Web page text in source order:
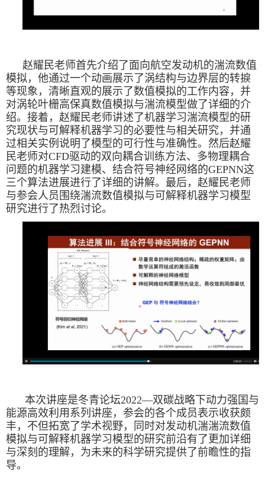
赵耀民老师首先介绍了面向航空发动机的湍流数值
模拟，他通过一个动画展示了涡结构与边界层的转捩
等现象，清晰直观的展示了数值模拟的工作内容，并
对涡轮叶栅高保真数值模拟与湍流模型做了详细的介
绍。接着，赵耀民老师讲述了机器学习湍流模型的研
究现状与可解释机器学习的必要性与相关研究，并通
过相关实例说明了模型的可行性与准确性。然后赵耀
民老师对CFD驱动的双向耦合训练方法、多物理耦合
问题的机器学习建模、结合符号神经网络的GEPNN这
三个算法进展进行了详细的讲解。最后，赵耀民老师
与参会人员围绕湍流数值模拟与可解释机器学习模型
研究进行了热烈讨论。
本次讲座是冬青论坛2022—双碳战略下动力强国与
能源高效利用系列讲座 ，参会的各个成员表示收获颇
丰，不但拓宽了学术视野，同时对发动机湍湍流数值
模拟与可解释机器学习模型的研究前沿有了更加详细
与深刻的理解， 为未来的科学研究提供了前瞻性的指
导。